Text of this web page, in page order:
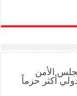
الأمن
أكثر حزماً